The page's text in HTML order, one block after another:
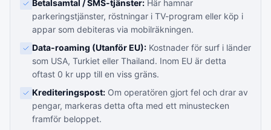
Betalsamtal / SMS-tjänster: Här hamnar
parkeringstjänster, röstningar i TV-program eller köp i
appar som debiteras via mobilräkningen.
Data-roaming (Utanför EU): Kostnader för surf i länder
som USA, Turkiet eller Thailand. Inom EU är detta
oftast 0 kr upp till en viss gräns.
Krediteringspost: Om operatören gjort fel och drar av
pengar, markeras detta ofta med ett minustecken
framför beloppet.